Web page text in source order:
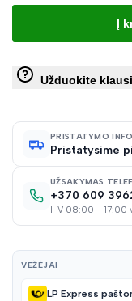
Į
Užduokite
PRISTATYMO
Pristatysime
UŽSAKYMAS
+370 609
I-V 08:00 – 17:00
VEŽĖJAI
LP Express